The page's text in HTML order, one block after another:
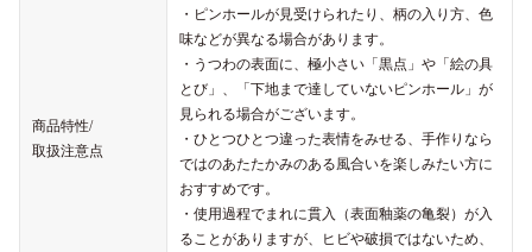
商品特性/
取扱注意点
・ピンホールが見受けられたり、柄の入り方、色
味などが異なる場合があります。
・うつわの表面に、極小さい「黒点」や「絵の具
とび」、「下地まで達していないピンホール」が
見られる場合がございます。
・ひとつひとつ違った表情をみせる、手作りなら
ではのあたたかみのある風合いを楽しみたい方に
おすすめです。
・使用過程でまれに貫入（表面釉薬の亀裂）が入
ることがありますが、ヒビや破損ではないため、